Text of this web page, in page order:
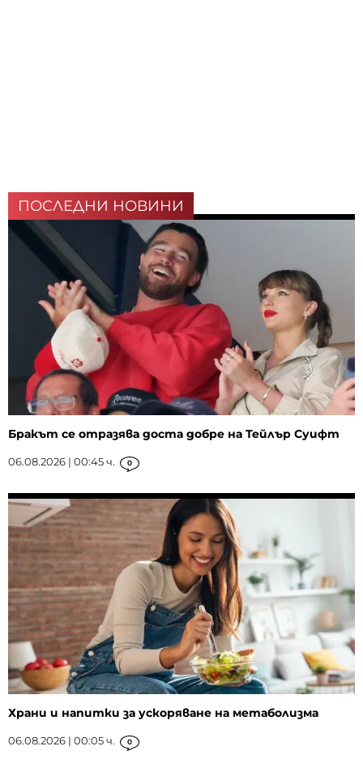
ПОСЛЕДНИ НОВИНИ
Бракът се отразява доста добре на Тейлър Суифт
06.08.2026 | 00:45 ч. 0
Храни и напитки за ускоряване на метаболизма
06.08.2026 | 00:05 ч. 0